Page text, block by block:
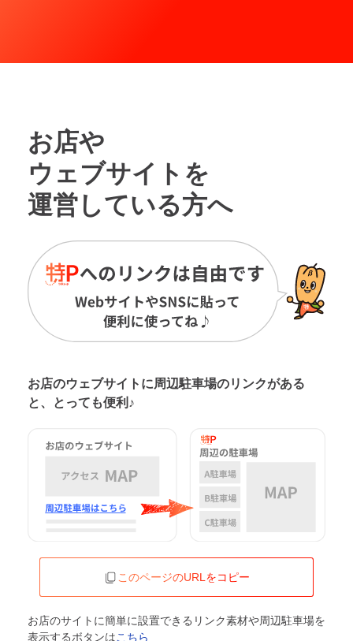
お店や
ウェブサイトを
運営している方へ
お店のウェブサイトに周辺駐車場のリンクがある
と、とっても便利♪
このページのURLをコピー
お店のサイトに簡単に設置できるリンク素材や周辺駐車場を
表示するボタンはこちら